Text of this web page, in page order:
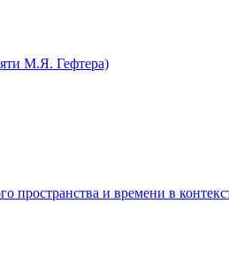
М.Я. Гефтера)
пространства и времени в